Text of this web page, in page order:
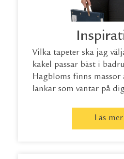
Vilka tapeter ska jag
kakel passar bäst i
Hagbloms finns massor
länkar som väntar på
Läs mer